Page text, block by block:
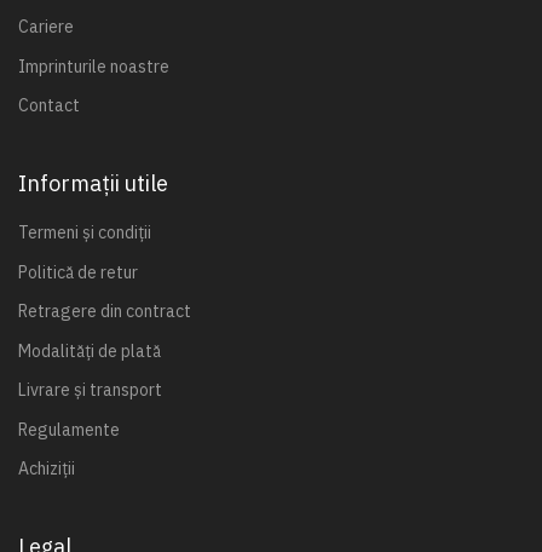
Cariere
Imprinturile noastre
Contact
Informații utile
Termeni și condiții
Politică de retur
Retragere din contract
Modalități de plată
Livrare și transport
Regulamente
Achiziții